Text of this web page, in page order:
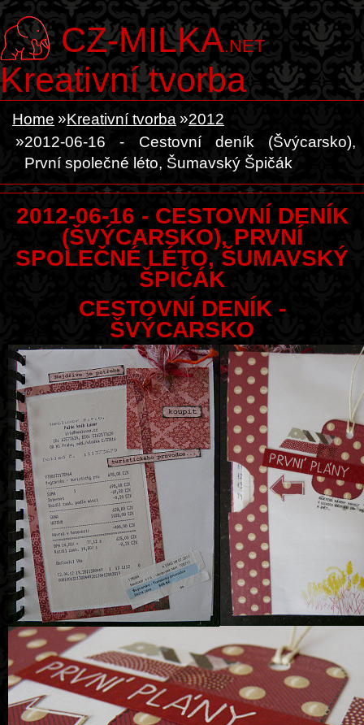
CZ-MILKA.NET
Kreativní tvorba
Home Kreativní tvorba
2012
2012-06-16 - Cestovní deník (Švýcarsko),
První společné léto, Šumavský Špičák
2012-06-16 - CESTOVNÍ DENÍK
(ŠVÝCARSKO), PRVNÍ
SPOLEČNÉ LÉTO, ŠUMAVSKÝ
ŠPIČÁK
CESTOVNÍ DENÍK -
ŠVÝCARSKO